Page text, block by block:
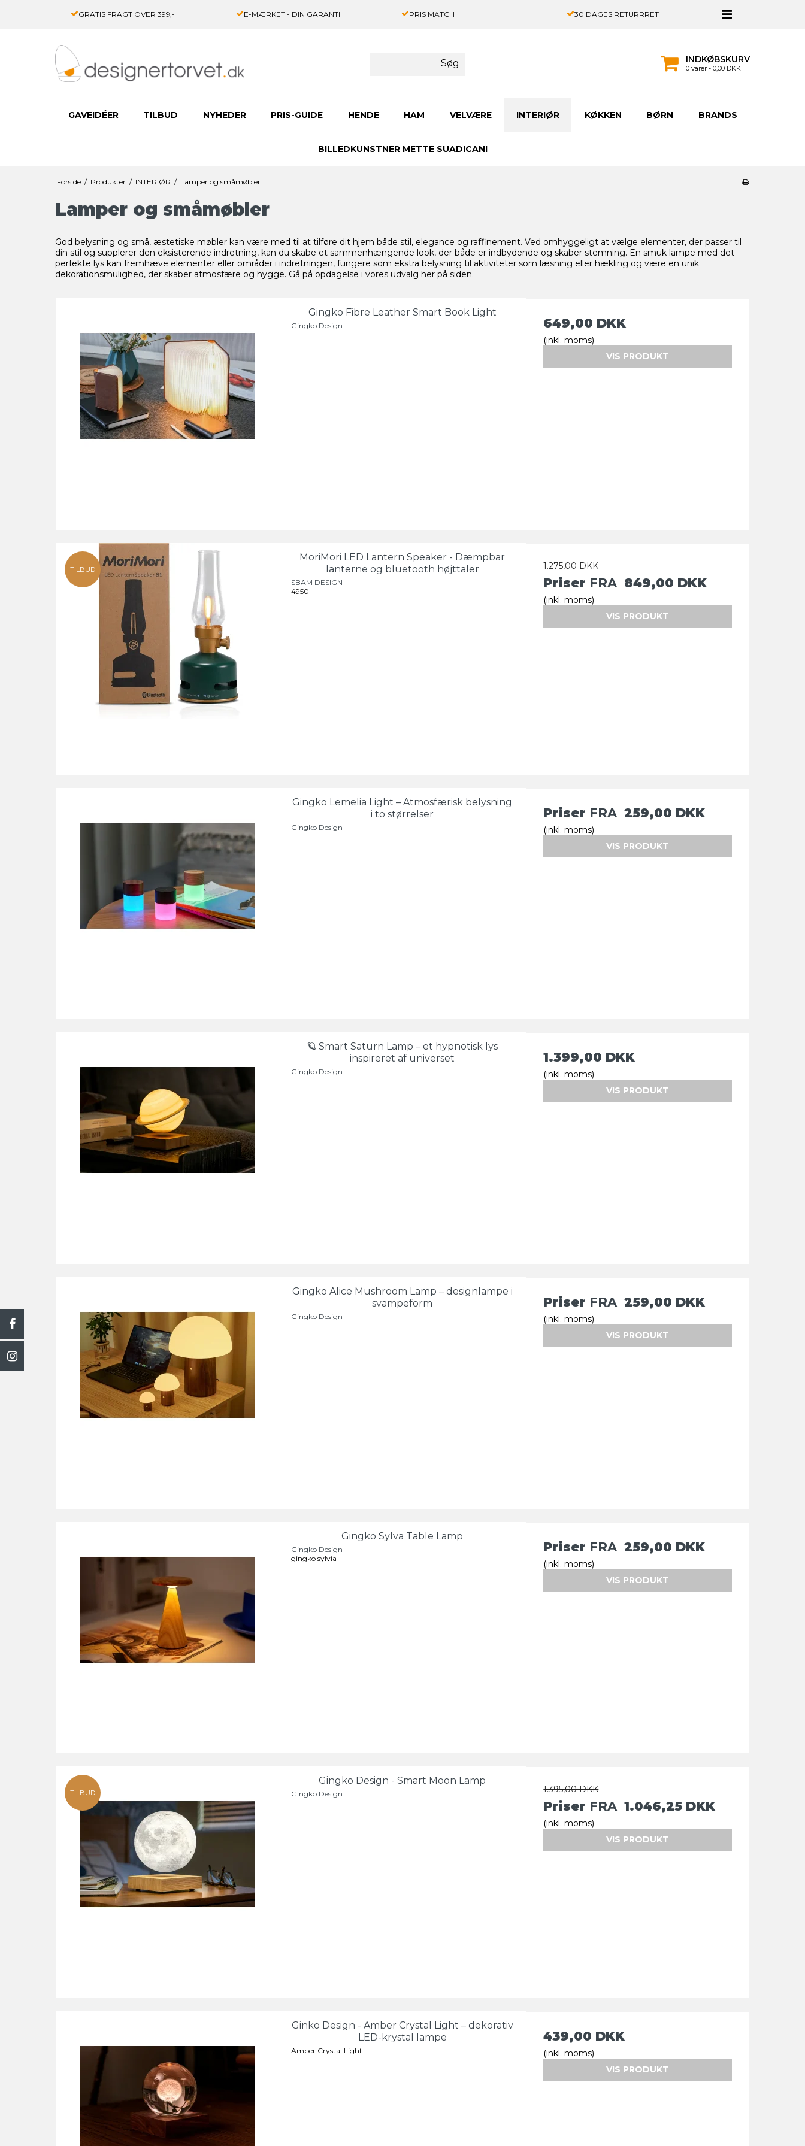
GRATIS FRAGT OVER 399,- E-MÆRKET - DIN GARANTI PRIS MATCH 30 DAGES RETURRRET
Søg INDKØBSKURV
0 varer - 0,00 DKK
GAVEIDÉER TILBUD NYHEDER PRIS-GUIDE HENDE HAM VELVÆRE INTERIØR KØKKEN BØRN BRANDS
BILLEDKUNSTNER METTE SUADICANI
Forside / Produkter / INTERIØR / Lamper og småmøbler
Lamper og småmøbler
God belysning og små, æstetiske møbler kan være med til at tilføre dit hjem både stil, elegance og raffinement. Ved omhyggeligt at vælge elementer, der passer til
din stil og supplerer den eksisterende indretning, kan du skabe et sammenhængende look, der både er indbydende og skaber stemning. En smuk lampe med det
perfekte lys kan fremhæve elementer eller områder i indretningen, fungere som ekstra belysning til aktiviteter som læsning eller hækling og være en unik
dekorationsmulighed, der skaber atmosfære og hygge. Gå på opdagelse i vores udvalg her på siden.
Gingko Fibre Leather Smart Book Light
Gingko Design 649,00 DKK
(inkl. moms)
VIS PRODUKT
TILBUD
MoriMori LED Lantern Speaker - Dæmpbar
lanterne og bluetooth højttaler
SBAM DESIGN
4950
1.275,00 DKK
Priser FRA 849,00 DKK
(inkl. moms)
VIS PRODUKT
Gingko Lemelia Light – Atmosfærisk belysning
i to størrelser
Gingko Design
Priser FRA 259,00 DKK
(inkl. moms)
VIS PRODUKT
🪐 Smart Saturn Lamp – et hypnotisk lys
inspireret af universet
Gingko Design
1.399,00 DKK
(inkl. moms)
VIS PRODUKT
Gingko Alice Mushroom Lamp – designlampe i
svampeform
Gingko Design
Priser FRA 259,00 DKK
(inkl. moms)
VIS PRODUKT
Gingko Sylva Table Lamp
Gingko Design
gingko sylvia
Priser FRA 259,00 DKK
(inkl. moms)
VIS PRODUKT
TILBUD
Gingko Design - Smart Moon Lamp
Gingko Design 1.395,00 DKK
Priser FRA 1.046,25 DKK
(inkl. moms)
VIS PRODUKT
Ginko Design - Amber Crystal Light – dekorativ
LED-krystal lampe
Amber Crystal Light
439,00 DKK
(inkl. moms)
VIS PRODUKT